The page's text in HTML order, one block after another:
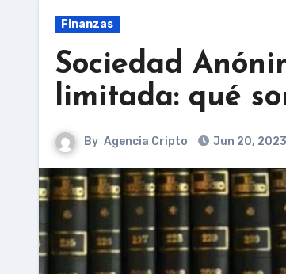
Finanzas
Sociedad
limitada: qué
By Agencia Cripto Jun 20, 2023